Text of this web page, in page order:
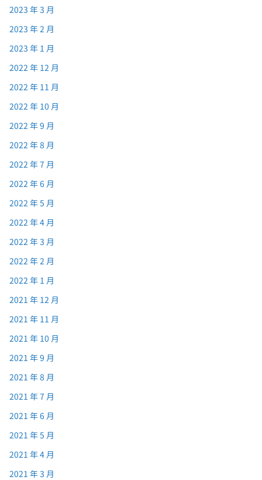
2023 年 3 月
2023 年 2 月
2023 年 1 月
2022 年 12 月
2022 年 11 月
2022 年 10 月
2022 年 9 月
2022 年 8 月
2022 年 7 月
2022 年 6 月
2022 年 5 月
2022 年 4 月
2022 年 3 月
2022 年 2 月
2022 年 1 月
2021 年 12 月
2021 年 11 月
2021 年 10 月
2021 年 9 月
2021 年 8 月
2021 年 7 月
2021 年 6 月
2021 年 5 月
2021 年 4 月
2021 年 3 月